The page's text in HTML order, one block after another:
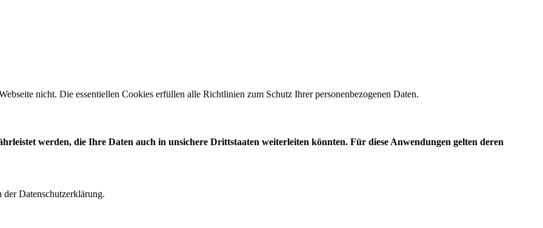
nicht. Die essentiellen Cookies erfüllen alle Richtlinien zum Schutz Ihrer personenbezogenen Daten.
werden, die Ihre Daten auch in unsichere Drittstaaten weiterleiten könnten. Für diese Anwendungen gelten deren
Datenschutzerklärung.